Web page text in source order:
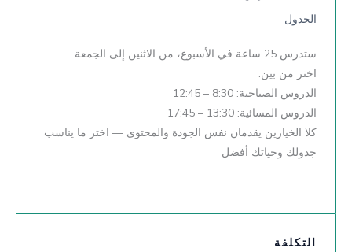
الجدول
ستدرس 25 ساعة في الأسبوع، من الاثنين إلى الجمعة.
اختر من بين:
الدروس الصباحية: 8:30 – 12:45
الدروس المسائية: 13:30 – 17:45
كلا الخيارين يقدمان نفس الجودة والمحتوى — اختر ما يناسب
جدولك وحياتك أفضل
التكلفة